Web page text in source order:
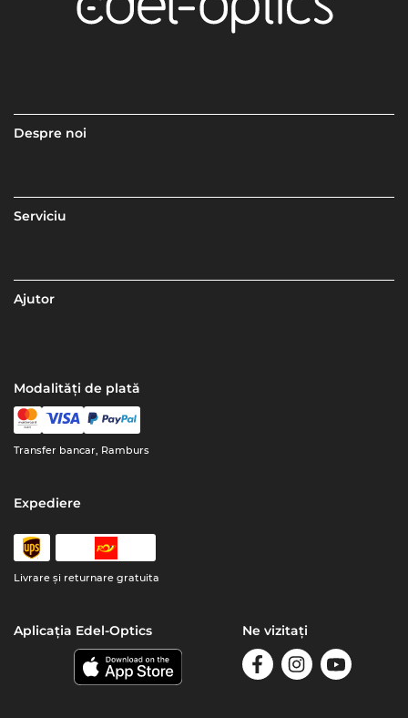
Despre noi
Serviciu
Ajutor
Modalități de plată
Transfer bancar, Ramburs
Expediere
Livrare şi returnare gratuita
Aplicația Edel-Optics Ne vizitați